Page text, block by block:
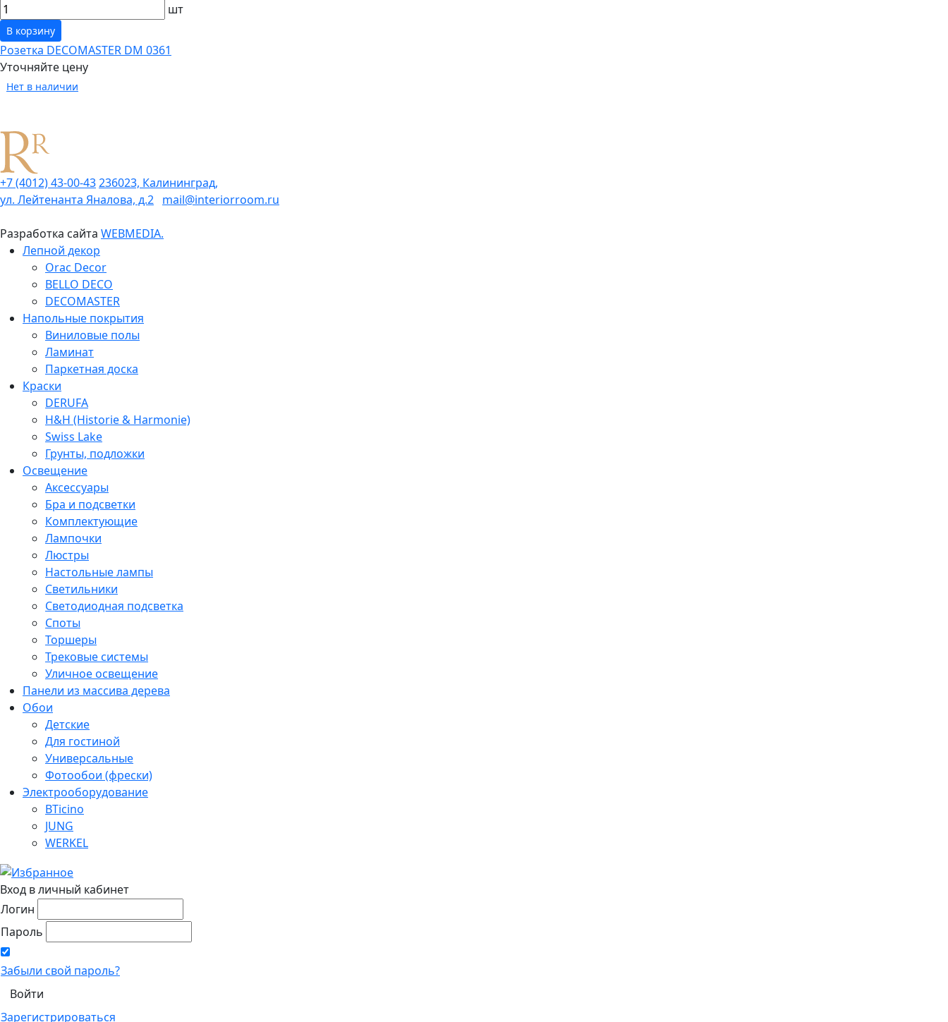
шт
В корзину
Розетка DECOMASTER DM 0361
Уточняйте цену
Нет в наличии
+7 (4012) 43-00-43236023, Калининград,
ул. Лейтенанта Яналова, д.2 mail@interiorroom.ru
Разработка сайта WEBMEDIA.
Лепной декор
Orac Decor
BELLO DECO
DECOMASTER
Напольные покрытия
Виниловые полы
Ламинат
Паркетная доска
Краски
DERUFA
H&H (Historie & Harmonie)
Swiss Lake
Грунты, подложки
Освещение
Аксессуары
Бра и подсветки
Комплектующие
Лампочки
Люстры
Настольные лампы
Светильники
Светодиодная подсветка
Споты
Торшеры
Трековые системы
Уличное освещение
Панели из массива дерева
Обои
Детские
Для гостиной
Универсальные
Фотообои (фрески)
Электрооборудование
BTicino
JUNG
WERKEL
Вход в личный кабинет
Логин
Пароль
Забыли свой пароль?
Зарегистрироваться